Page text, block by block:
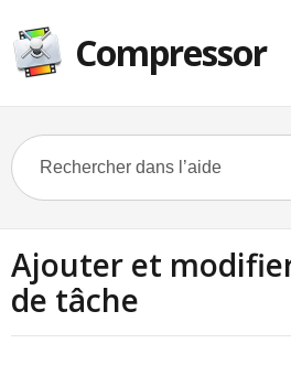
Compressor
Ajouter et
de tâche